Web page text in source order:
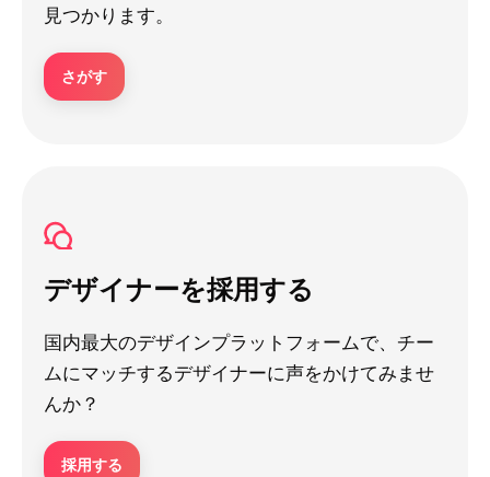
見つかります。
さがす
デザイナーを採用する
国内最大のデザインプラットフォームで、チー
ムにマッチするデザイナーに声をかけてみませ
んか？
採用する